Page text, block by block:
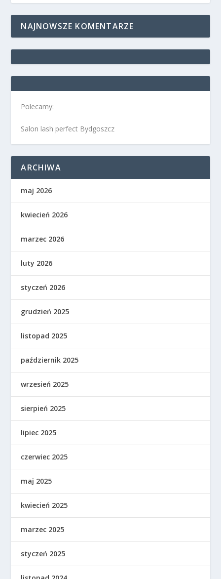
NAJNOWSZE KOMENTARZE
Polecamy:
Salon lash perfect Bydgoszcz
ARCHIWA
maj 2026
kwiecień 2026
marzec 2026
luty 2026
styczeń 2026
grudzień 2025
listopad 2025
październik 2025
wrzesień 2025
sierpień 2025
lipiec 2025
czerwiec 2025
maj 2025
kwiecień 2025
marzec 2025
styczeń 2025